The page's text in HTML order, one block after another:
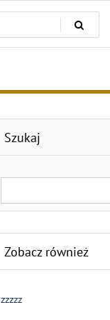
Szukaj
Zobacz również
zzzzz